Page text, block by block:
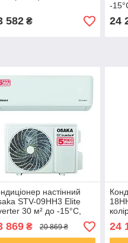
582₴
-
24
настінний
STV-09HH3 Elite
30 м² до -15°C,
869₴ 20 869 ₴ 24